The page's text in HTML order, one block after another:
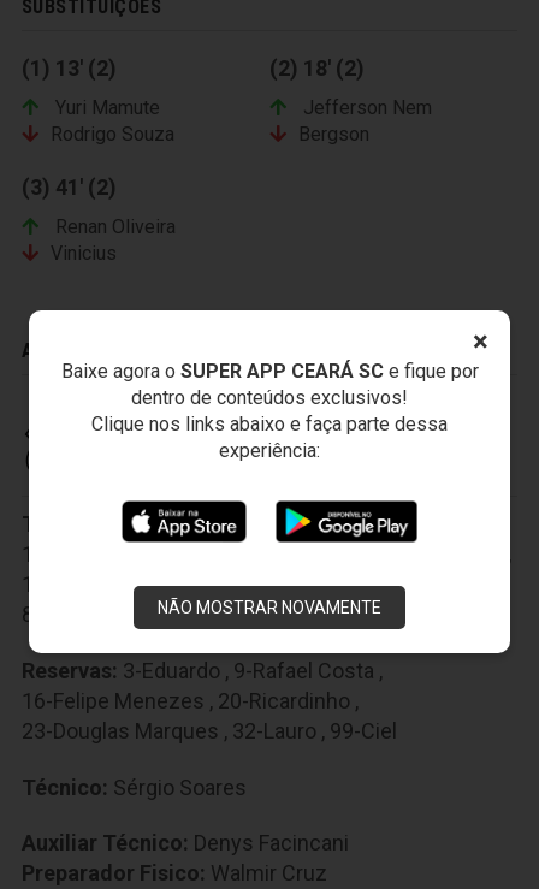
×
Baixe agora o SUPER APP CEARÁ SCe fique por
dentro de conteúdos exclusivos!
Clique nos links abaixo e faça parte dessa
experiência:
NÃO MOSTRAR NOVAMENTE
SUBSTITUIÇÕES
(1) 13' (2)
Yuri Mamute
Rodrigo Souza
(2) 18' (2)
Jefferson Nem
Bergson
(3) 41' (2)
Renan Oliveira
Vinicius
ADVERTÊNCIAS
CEARÁ SPORTING CLUB
Titulares: 1-Everson,2-Tiago Cametá,
10-Felipe Silva
18-Bill
22-Diego Felipe,27-Wescley,37-Raul
88-Charles
90-Lelê
Reservas: 3-Eduardo , 9-Rafael Costa ,
16-Felipe Menezes , 20-Ricardinho ,
23-Douglas Marques , 32-Lauro , 99-Ciel
Técnico: Sérgio Soares
Auxiliar Técnico: Denys Facincani
Preparador Fisico: Walmir Cruz